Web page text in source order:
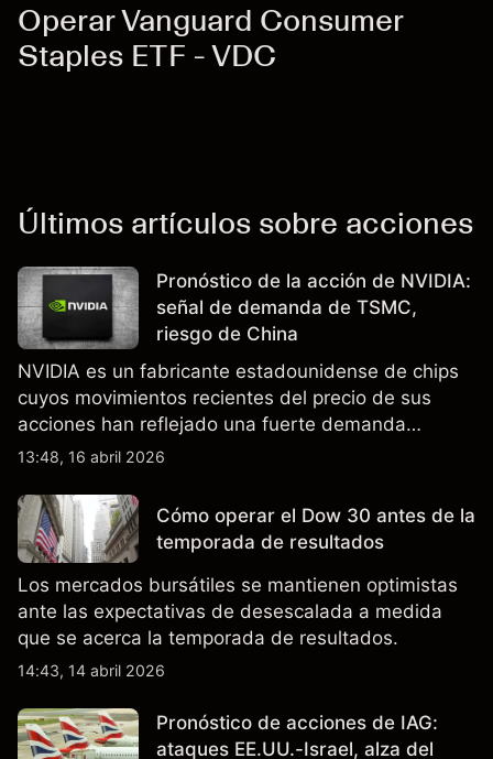
Operar Vanguard Consumer
Staples ETF - VDC
Últimos artículos sobre acciones
Pronóstico de la acción de NVIDIA:
señal de demanda de TSMC,
riesgo de China
NVIDIA es un fabricante estadounidense de chips
cuyos movimientos recientes del precio de sus
acciones han reflejado una fuerte demanda
relacionada con la IA, ingresos trimestrales récord
de exportación de EE.UU. que afectan las ventas
en China.
13:48, 16 abril 2026
Cómo operar el Dow 30 antes de la
temporada de resultados
Los mercados bursátiles se mantienen optimistas
ante las expectativas de desescalada a medida
que se acerca la temporada de resultados.
14:43, 14 abril 2026
Pronóstico de acciones de IAG:
ataques EE.UU.-Israel, alza del